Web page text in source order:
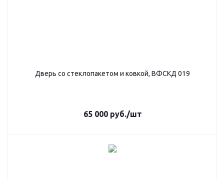
Дверь со стеклопакетом и ковкой, ВФСКД 019
65 000руб./шт